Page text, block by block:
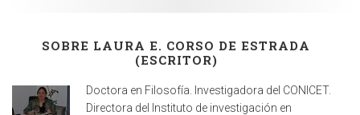
SOBRE LAURA E. CORSO DE ESTRADA
(ESCRITOR)
Doctora en Filosofía. Investigadora del CONICET.
Directora del Instituto de investigación en